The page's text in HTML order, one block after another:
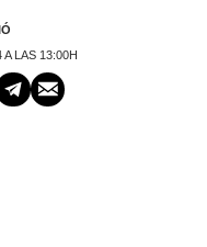
LAS 13:00H